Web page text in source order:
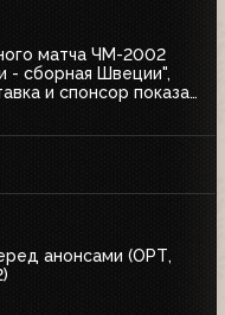
матча ЧМ-2002
- сборная Швеции",
и спонсор показа
анонсами (ОРТ,